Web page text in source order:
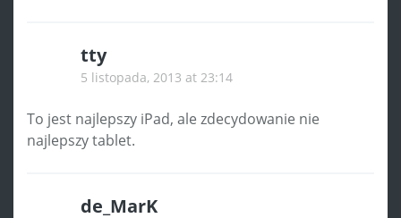
tty
5 listopada, 2013 at 23:14
To jest najlepszy iPad, ale zdecydowanie nie
najlepszy tablet.
de_MarK